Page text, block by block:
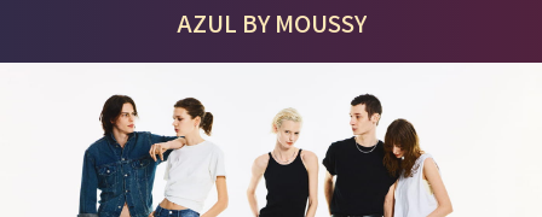
AZUL BY MOUSSY